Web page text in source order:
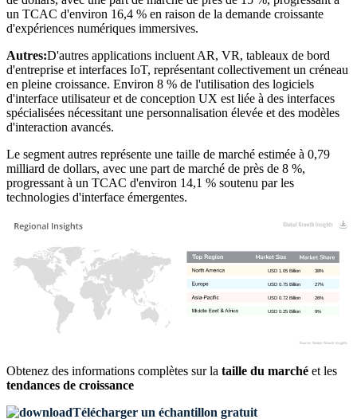
un TCAC d'environ 16,4 % en raison de la demande croissante
d'expériences numériques immersives.
Autres:D'autres applications incluent AR, VR, tableaux de bord
d'entreprise et interfaces IoT, représentant collectivement un créneau
en pleine croissance. Environ 8 % de l'utilisation des logiciels
d'interface utilisateur et de conception UX est liée à des interfaces
spécialisées nécessitant une personnalisation élevée et des modèles
d'interaction avancés.
Le segment autres représente une taille de marché estimée à 0,79
milliard de dollars, avec une part de marché de près de 8 %,
progressant à un TCAC d'environ 14,1 % soutenu par les
technologies d'interface émergentes.
9%
USD 0.25 Billion
26%
USD 0.72 Billion
27%
USD 0.75 Billion
38%
USD 1.05 Billion
Obtenez des informations complètes sur la taille du marché et les
tendances de croissance
Télécharger un échantillon gratuit